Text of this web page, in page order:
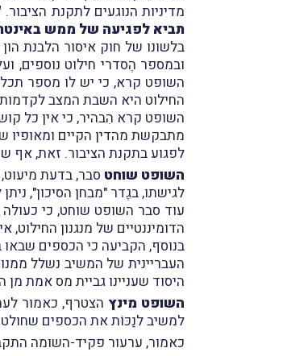
מדיניות הנוגעים לתקנת הציבור.
תביא לפגיעה של ממש
בלשונו של חוק איסור הלבנת
ובמספר הֶסדרי חילוט נוספים,
השופט קרא, כי יש לו מספר
החילוט היא השבת המצב
השופט קרא הִבהיר, כי אין כל
מתבקשת מהדין הקיים ומאופיו
לפגוע בתקנת הציבור. זאת, אף
השופט שוחט סבר, בדעת
לגישתו, בגֶדר "מבחן הסיכון",
עוד סבר השופט שוחט, כי כעולה
הדומיננטיים של מנגנון
בנוסף, הקביעה כי הכספים
העבריינית של המשיב נשלל
היסוד שעניינו גביית מס אמת מן
השופט מינץהצטרף, כאמור
למשיב לנַכּוֹת את הכספים
כאמור, ערעור פקיד-השומה